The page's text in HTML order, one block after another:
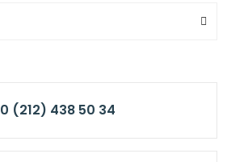
0 (212) 438 50 34